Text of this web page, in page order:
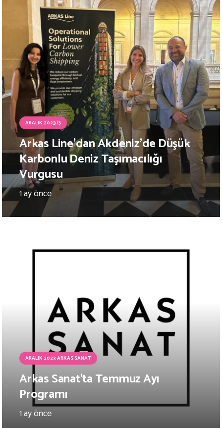
ARALIK 2023 İŞ
Arkas Line’dan Akdeniz’de Düşük
Karbonlu Deniz Taşımacılığı
Vurgusu
1 ay önce
ARALIK 2023 ARKAS SANAT
Arkas Sanat’ta Temmuz Ayı
Programı
1 ay önce